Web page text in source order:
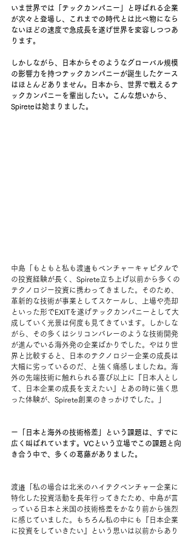
いま世界では「テックカンパニー」と呼ばれる企業
が次々と登場し、これまでの時代とは比べ物になら
ないほどの速度で急成長を遂げ世界を変容しつつあ
ります。
しかしながら、日本からそのようなグローバル規模
の影響力を持つテックカンパニーが誕生したケース
はほとんどありません。日本から、世界で戦えるテ
ックカンパニーを輩出したい。こんな想いから、
Spireteは始まりました。
中島「もともと私も渡邉もベンチャーキャピタルで
の投資経験が長く、Spirete立ち上げ以前から多くの
テクノロジー投資に携わってきました。そのため、
革新的な技術が事業としてスケールし、上場や売却
といった形でEXITを遂げテックカンパニーとして大
成していく光景は何度も見てきています。しかしな
がら、その多くはシリコンバレーのような技術開発
が進んでいる海外発の企業ばかりでした。やはり世
界と比較すると、日本のテクノロジー企業の成長は
大幅に劣っているのだ、と強く痛感しましたね。海
外の先端技術に触れられる喜び以上に『日本人とし
て、日本企業の成長を支えたい』とあの時に強く思
った体験が、Spirete創業のきっかけでした。」
ー「日本と海外の技術格差」という課題は、すでに
広く叫ばれています。VCという立場でこの課題と向
き合う中で、多くの葛藤がありました。
渡邉「私の場合は北米のハイテクベンチャー企業に
特化した投資活動を長年行ってきたため、中島が言
っている日本と米国の技術格差をかなり前から強烈
に感じていました。もちろん私の中にも『日本企業
に投資をしていきたい』という思いは以前からあり